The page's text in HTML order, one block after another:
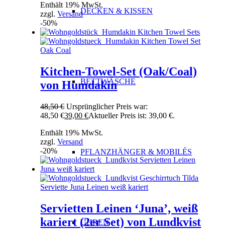
DECKEN & KISSEN
BETTWÄSCHE
PFLANZHÄNGER & MOBILÉS
UHREN
Enthält 19% MwSt.
zzgl.Versand
-50%
Kitchen-Towel-Set (Oak/Coal)
von Humdakin
48,50€ Ursprünglicher Preis war:
48,50 €39,00€Aktueller Preis ist: 39,00 €.
Enthält 19% MwSt.
zzgl.Versand
-20%
Servietten Leinen ‘Juna’, weiß
kariert (2er Set) von Lundkvist